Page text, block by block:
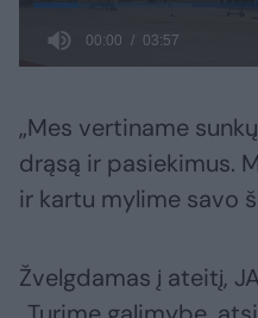
„Mes vertiname
drąsą ir pasiekimus.
ir kartu mylime savo
Žvelgdamas į ateitį,